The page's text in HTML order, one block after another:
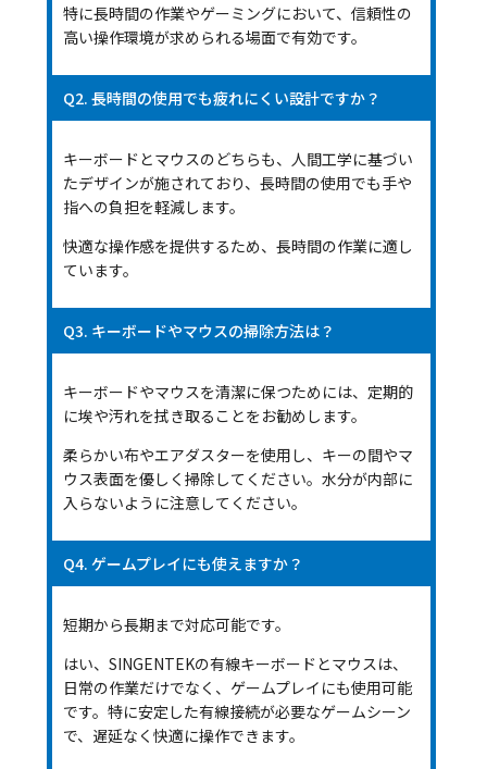
特に長時間の作業やゲーミングにおいて、信頼性の
高い操作環境が求められる場面で有効です。
Q2. 長時間の使用でも疲れにくい設計ですか？
キーボードとマウスのどちらも、人間工学に基づい
たデザインが施されており、長時間の使用でも手や
指への負担を軽減します。
快適な操作感を提供するため、長時間の作業に適し
ています。
Q3. キーボードやマウスの掃除方法は？
キーボードやマウスを清潔に保つためには、定期的
に埃や汚れを拭き取ることをお勧めします。
柔らかい布やエアダスターを使用し、キーの間やマ
ウス表面を優しく掃除してください。水分が内部に
入らないように注意してください。
Q4. ゲームプレイにも使えますか？
短期から長期まで対応可能です。
はい、SINGENTEKの有線キーボードとマウスは、
日常の作業だけでなく、ゲームプレイにも使用可能
です。特に安定した有線接続が必要なゲームシーン
で、遅延なく快適に操作できます。